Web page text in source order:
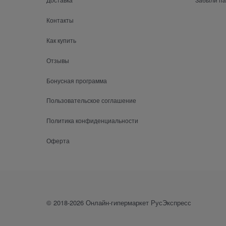
Контакты
Как купить
Отзывы
Бонусная программа
Пользовательское соглашение
Политика конфиденциальности
Оферта
© 2018-2026 Онлайн-гипермаркет РусЭкспресс